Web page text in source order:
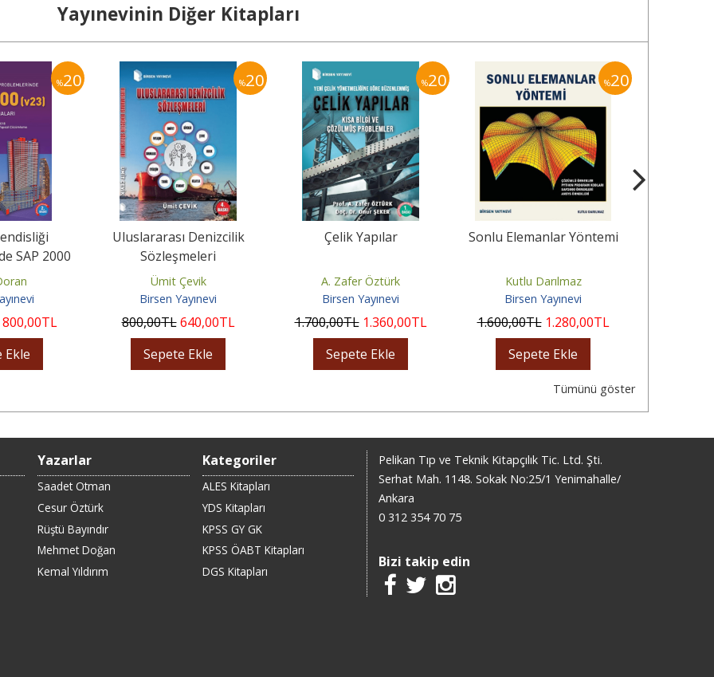
Yayınevinin Diğer Kitapları
%20
SAP 2000
800,00TL
Ekle
%20
Uluslararası Denizcilik
Sözleşmeleri
Ümit Çevik
Birsen Yayınevi
800,00TL 640,00TL
Sepete Ekle
%20
Çelik Yapılar
A. Zafer Öztürk
Birsen Yayınevi
1.700,00TL 1.360,00TL
Sepete Ekle
%20
Sonlu Elemanlar Yöntemi
Kutlu Darılmaz
Birsen Yayınevi
1.600,00TL 1.280,00TL
Sepete Ekle
Tümünü göster
Yazarlar
Saadet Otman
Cesur Öztürk
Rüştü Bayındır
Mehmet Doğan
Kemal Yıldırım
Kategoriler
ALES Kitapları
YDS Kitapları
KPSS GY GK
KPSS ÖABT Kitapları
DGS Kitapları
Pelikan Tıp ve Teknik Kitapçılık Tic. Ltd. Şti.
Serhat Mah. 1148. Sokak No:25/1 Yenimahalle/
Ankara
0 312 354 70 75
Bizi takip edin